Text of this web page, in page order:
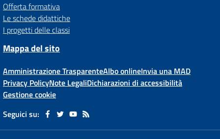
Offerta formativa
Le schede didattiche
I progetti delle classi
Mappa del sito
Amministrazione TrasparenteAlbo onlineInvia una MAD
Privacy PolicyNote LegaliDichiarazioni di accessibilità
Gestione cookie
Seguici su: